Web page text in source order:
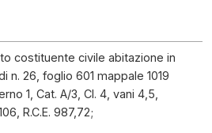
costituente civile abitazione in
n. 26, foglio 601 mappale 1019
1, Cat. A/3, Cl. 4, vani 4,5,
R.C.E. 987,72;